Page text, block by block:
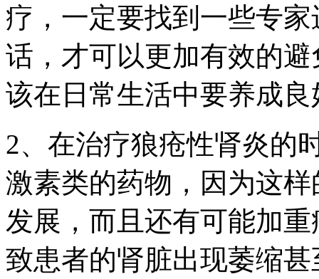
疗，一定要找到一些专
话，才可以更加有效的
该在日常生活中要养成
2、在治疗狼疮性肾炎的
激素类的药物，因为这
发展，而且还有可能加
致患者的肾脏出现萎缩